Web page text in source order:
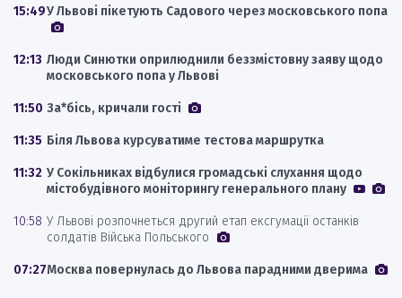
15:49У Львові пікетують Садового через московського попа
12:13 Люди Синютки оприлюднили беззмістовну заяву щодо
московського попа у Львові
11:50 За*бісь, кричали гості
11:35 Біля Львова курсуватиме тестова маршрутка
11:32 У Сокільниках відбулися громадські слухання щодо
містобудівного моніторингу генерального плану
10:58 У Львові розпочнеться другий етап ексгумації останків
солдатів Війська Польського
07:27Москва повернулась до Львова парадними дверима